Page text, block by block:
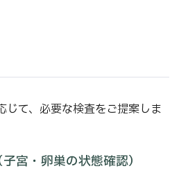
じて、必要な検査をご提案しま
宮・卵巣の状態確認）